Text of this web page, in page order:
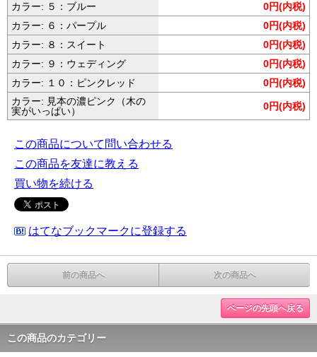
カラー: ５：ブルー
0円(内税)
カラー: ６：パープル
0円(内税)
カラー: ８：スイート
0円(内税)
カラー: ９：ウェディング
0円(内税)
カラー: １０：ピンクレッド
0円(内税)
カラー: 見本の濃ピンク（木の
実がいっぱい）
0円(内税)
この商品について問い合わせる
この商品を友達に教える
買い物を続ける
はてなブックマークに登録する
前の商品へ 次の商品へ
ページの先頭へ戻る
この商品のカテゴリー